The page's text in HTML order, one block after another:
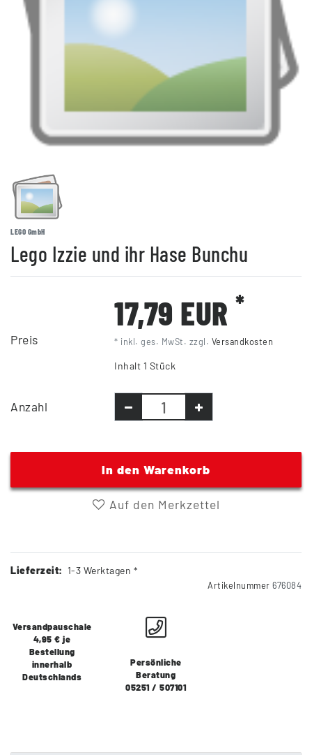
LEGO GmbH
Lego Izzie und ihr Hase Bunchu
Preis
17,79 EUR*
* inkl. ges. MwSt. zzgl. Versandkosten
Inhalt 1 Stück
Anzahl
In den Warenkorb
Auf den Merkzettel
Lieferzeit: 1-3 Werktagen *
Artikelnummer 676084
Versandpauschale
4,95 € je
Bestellung
innerhalb
Deutschlands
Persönliche
Beratung
05251 / 507101